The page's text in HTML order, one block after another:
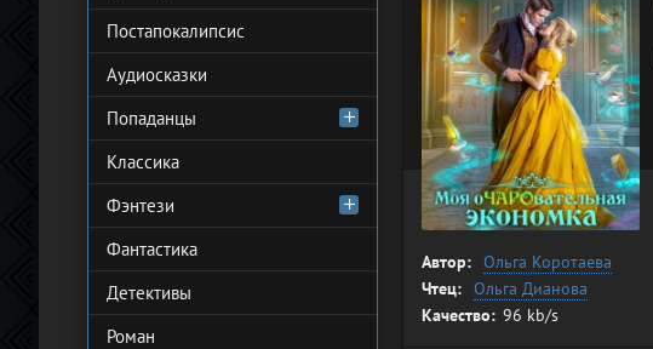
Автор: Ольга Коротаева
Чтец: Ольга Дианова
Качество: 96 kb/s
Постапокалипсис
Аудиосказки
Попаданцы
Классика
Фэнтези
Фантастика
Детективы
Роман